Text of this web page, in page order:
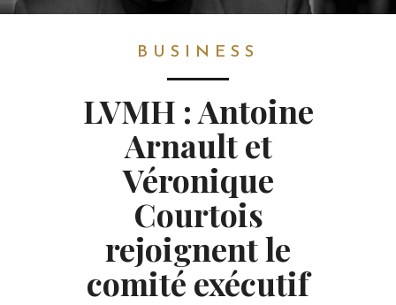
BUSINESS
LVMH : Antoine
Arnault et
Véronique
Courtois
rejoignent le
comité exécutif